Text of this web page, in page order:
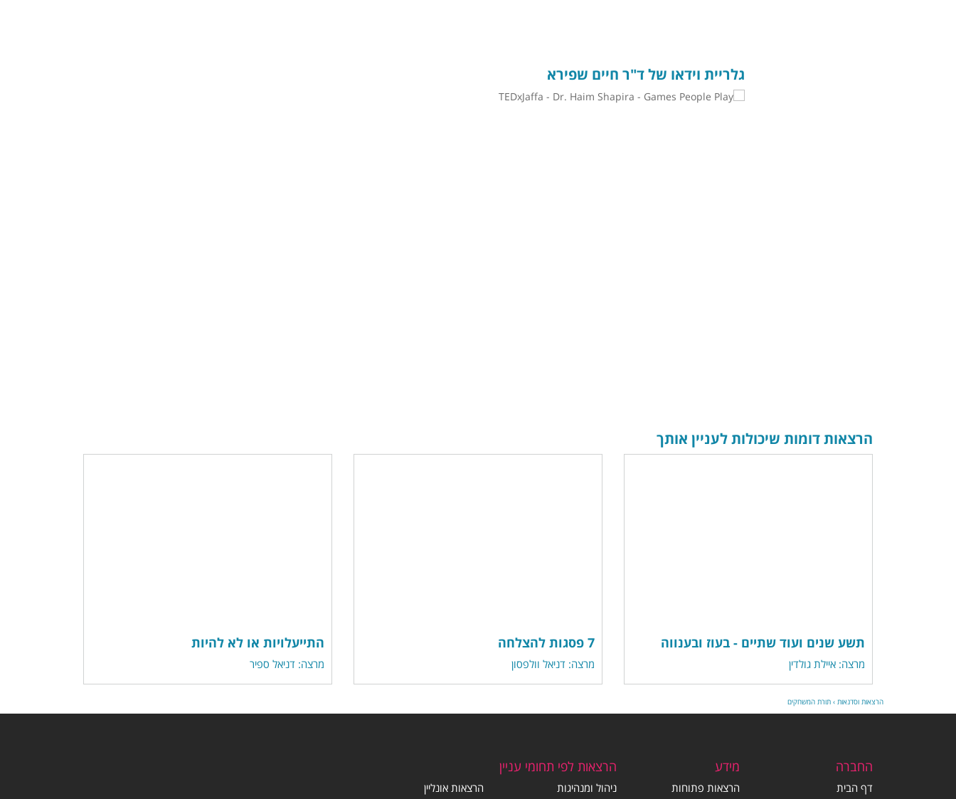
גלריית וידאו של ד"ר חיים שפירא
הרצאות דומות שיכולות לעניין אותך
תשע שנים ועוד שתיים - בעוז ובענווה
מרצה: איילת גולדין
7 פסגות להצלחה
מרצה: דניאל וולפסון
התייעלויות או לא להיות
מרצה: דניאל ספיר
הרצאות וסדנאות › תורת המשחקים
החברה
דף הבית
מידע
הרצאות פתוחות
הרצאות לפי תחומי עניין
ניהול ומנהיגות הרצאות אונליין